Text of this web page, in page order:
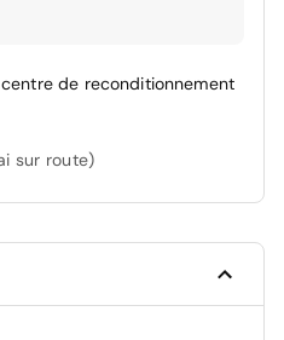
de reconditionnement
sur route)